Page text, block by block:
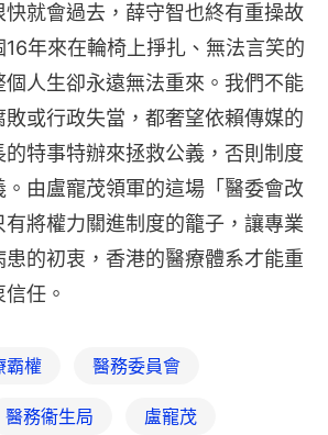
就會過去，薛守智也終有重操故
年來在輪椅上掙扎、無法言笑的
人生卻永遠無法重來。我們不能
或行政失當，都奢望依賴傳媒的
特事特辦來拯救公義，否則制度
由盧寵茂領軍的這場「醫委會改
將權力關進制度的籠子，讓專業
患的初衷，香港的醫療體系才能重
任。
霸權 醫務委員會
醫務衞生局 盧寵茂